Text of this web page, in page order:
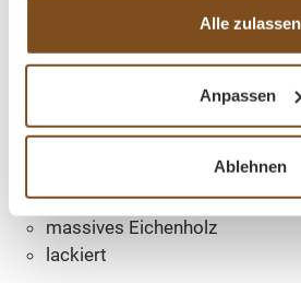
Alle zulassen
Anpassen
Ablehnen
Die Abmessungen ca. Höhe 210
Tiefe 41 cm
montiert
massives Eichenholz
lackiert